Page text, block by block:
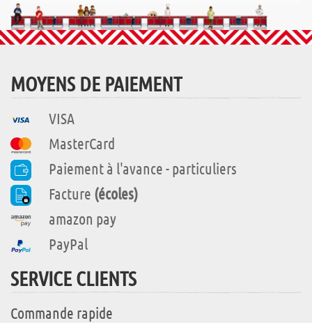
MOYENS DE PAIEMENT
VISA
MasterCard
Paiement à l'avance - particuliers
Facture (écoles)
amazon pay
PayPal
SERVICE CLIENTS
Commande rapide